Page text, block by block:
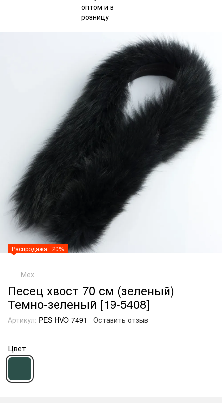
Распродажа −20%
Мех
Песец хвост 70 см (зеленый)
Темно-зеленый [19-5408]
Артикул: PES-HVO-7491 Оставить отзыв
Цвет